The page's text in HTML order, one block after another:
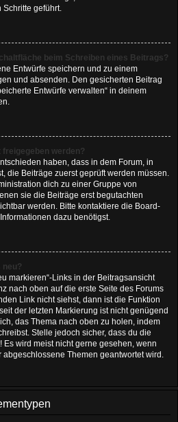
Schritte geführt.
beim Schreiben eines Beitrags?
Entwürfe speichern und zu einem
und absenden. Den gesicherten Beitrag
Entwürfe verwalten“ in deinem
werden?
haben, dass in dem Forum, in
die Beiträge zuerst geprüft werden müssen.
dich zu einer Gruppe von
sie die Beiträge erst begutachten
werden. Bitte kontaktiere die Board-
dazu benötigst.
neu?
markieren“-Links in der Beitragsansicht
nach oben auf die erste Seite des Forums
Link nicht siehst, dann ist die Funktion
der letzten Markierung ist nicht genügend
das Thema nach oben zu holen, indem
Stelle jedoch sicher, dass du die
Es wird meist nicht gerne gesehen, wenn
Themen geantwortet wird.